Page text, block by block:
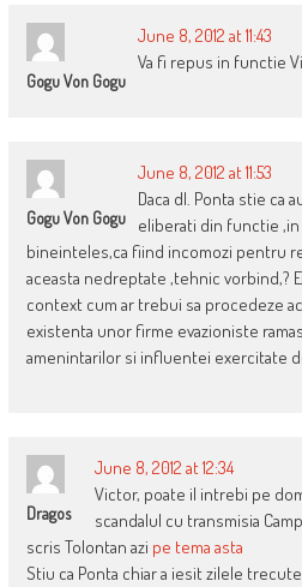
Gogu Von Gogu
June 8, 2012 at 11:43
Va fi repus in functie
Gogu Von Gogu
June 8, 2012 at 11:53
Daca dl. Ponta stie ca
eliberati din functie
bineinteles,ca fiind incomozi pentru
aceasta nedreptate ,tehnic vorbind,?
context cum ar trebui sa procedeze
existenta unor firme evazioniste
amenintarilor si influentei exercitate
Dragos
June 8, 2012 at 12:34
Victor, poate il intrebi pe
scandalul cu transmisia
scris Tolontan azi pe tema asta
Stiu ca Ponta chiar a iesit zilele